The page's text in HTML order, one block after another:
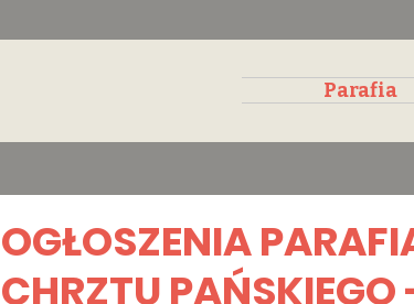
Parafia
OGŁOSZENIA
CHRZTU